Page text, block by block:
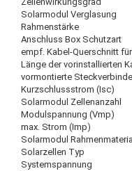
Solarmodul Verglasung
Rahmenstärke
Anschluss Box Schutzart
empf. Kabel-Querschnitt
Länge der vorinstallierten
vormontierte
Kurzschlussstrom (Isc)
Solarmodul Zellenanzahl
Modulspannung (Vmp)
max. Strom (Imp)
Solarmodul Rahmenmaterial
Solarzellen Typ
Systemspannung